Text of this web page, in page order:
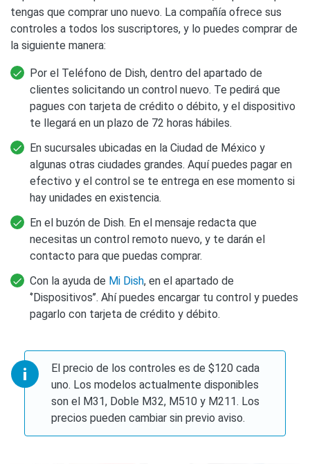
tengas que comprar uno nuevo. La compañía ofrece sus
controles a todos los suscriptores, y lo puedes comprar de
la siguiente manera:
Por el Teléfono de Dish, dentro del apartado de
clientes solicitando un control nuevo. Te pedirá que
pagues con tarjeta de crédito o débito, y el dispositivo
te llegará en un plazo de 72 horas hábiles.
En sucursales ubicadas en la Ciudad de México y
algunas otras ciudades grandes. Aquí puedes pagar en
efectivo y el control se te entrega en ese momento si
hay unidades en existencia.
En el buzón de Dish. En el mensaje redacta que
necesitas un control remoto nuevo, y te darán el
contacto para que puedas comprar.
Con la ayuda de Mi Dish, en el apartado de
‘’Dispositivos’’. Ahí puedes encargar tu control y puedes
pagarlo con tarjeta de crédito y débito.
El precio de los controles es de $120 cada
uno. Los modelos actualmente disponibles
son el M31, Doble M32, M510 y M211. Los
precios pueden cambiar sin previo aviso.